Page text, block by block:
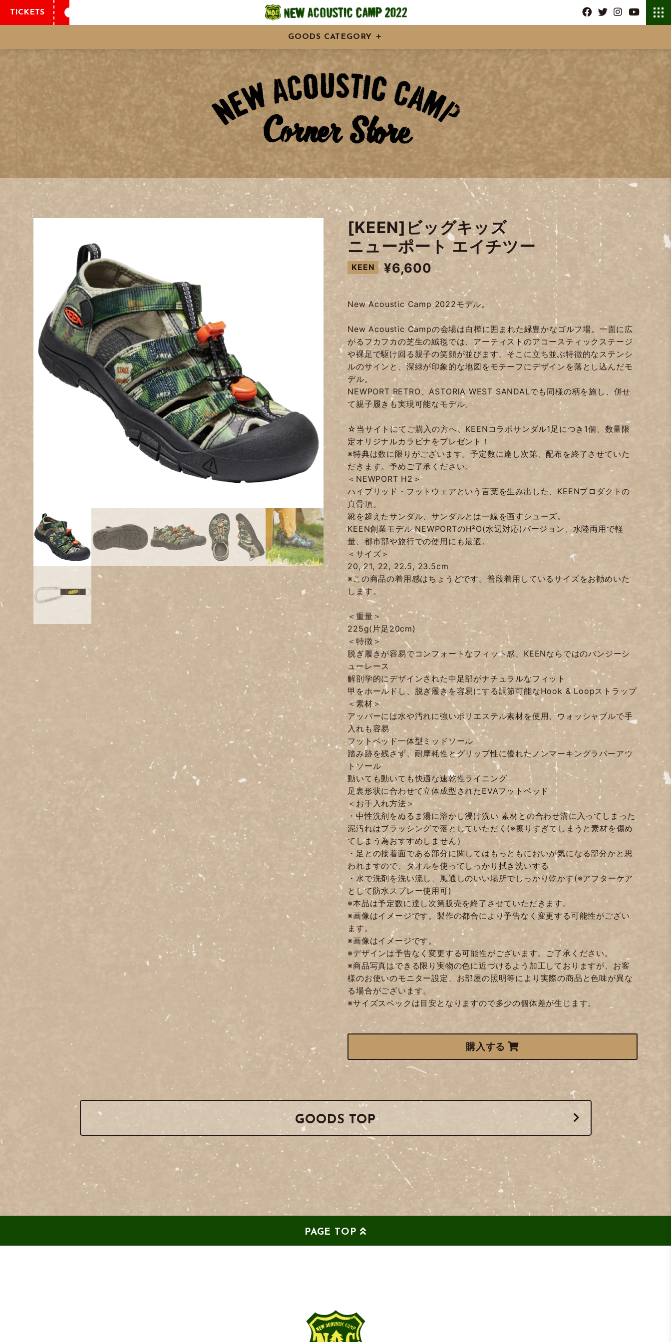
TICKETS
GOODS CATEGORY
[KEEN]ビッグキッズ
ニューポート エイチツー
KEEN ¥6,600
New Acoustic Camp 2022モデル。
New Acoustic Campの会場は白樺に囲まれた緑豊かなゴルフ場。一面に広
がるフカフカの芝生の絨毯では、アーティストのアコースティックステージ
や裸足で駆け回る親子の笑顔が並びます。そこに立ち並ぶ特徴的なステンシ
ルのサインと、深緑が印象的な地図をモチーフにデザインを落とし込んだモ
デル。
NEWPORT RETRO、ASTORIA WEST SANDALでも同様の柄を施し、併せ
て親子履きも実現可能なモデル。
☆当サイトにてご購入の方へ、KEENコラボサンダル1足につき1個、数量限
定オリジナルカラビナをプレゼント！
※特典は数に限りがございます。予定数に達し次第、配布を終了させていた
だきます。予めご了承ください。
＜NEWPORT H2＞
ハイブリッド・フットウェアという言葉を生み出した、KEENプロダクトの
真骨頂。
靴を超えたサンダル、サンダルとは一線を画すシューズ。
KEEN創業モデル NEWPORTのH²O(水辺対応)バージョン、水陸両用で軽
量、都市部や旅行での使用にも最適。
＜サイズ＞
20, 21, 22, 22.5, 23.5cm
※この商品の着用感はちょうどです。普段着用しているサイズをお勧めいた
します。
＜重量＞
225g(片足20cm)
＜特徴＞
脱ぎ履きが容易でコンフォートなフィット感、KEENならではのバンジーシ
ューレース
解剖学的にデザインされた中足部がナチュラルなフィット
甲をホールドし、脱ぎ履きを容易にする調節可能なHook & Loopストラップ
＜素材＞
アッパーには水や汚れに強いポリエステル素材を使用、ウォッシャブルで手
入れも容易
フットベッド一体型ミッドソール
踏み跡を残さず、耐摩耗性とグリップ性に優れたノンマーキングラバーアウ
トソール
動いても動いても快適な速乾性ライニング
足裏形状に合わせて立体成型されたEVAフットベッド
＜お手入れ方法＞
・中性洗剤をぬるま湯に溶かし浸け洗い 素材との合わせ溝に入ってしまった
泥汚れはブラッシングで落としていただく(※擦りすぎてしまうと素材を傷め
てしまう為おすすめしません）
・足との接着面である部分に関してはもっともにおいが気になる部分かと思
われますので、タオルを使ってしっかり拭き洗いする
・水で洗剤を洗い流し、風通しのいい場所でしっかり乾かす(※アフターケア
として防水スプレー使用可)
※本品は予定数に達し次第販売を終了させていただきます。
※画像はイメージです。製作の都合により予告なく変更する可能性がござい
ます。
※画像はイメージです。
※デザインは予告なく変更する可能性がございます。ご了承ください。
※商品写真はできる限り実物の色に近づけるよう加工しておりますが、お客
様のお使いのモニター設定、お部屋の照明等により実際の商品と色味が異な
る場合がございます。
※サイズスペックは目安となりますので多少の個体差が生じます。
購入する
GOODS TOP
PAGE TOP